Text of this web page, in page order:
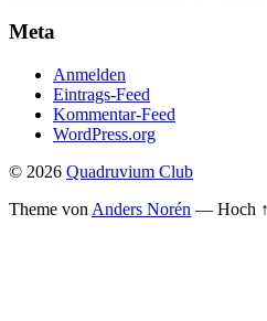
Meta
Anmelden
Eintrags-Feed
Kommentar-Feed
WordPress.org
© 2026 Quadruvium Club
Theme von Anders Norén — Hoch ↑